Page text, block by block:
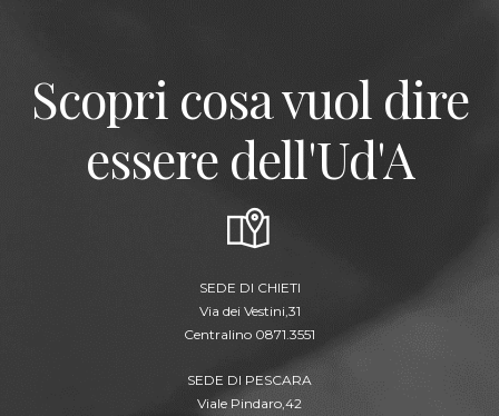
Scopri cosa vuol dire
essere dell'Ud'A
SEDE DI CHIETI
Via dei Vestini,31
Centralino 0871.3551
SEDE DI PESCARA
Viale Pindaro,42